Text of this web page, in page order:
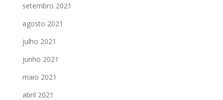
setembro 2021
agosto 2021
julho 2021
junho 2021
maio 2021
abril 2021